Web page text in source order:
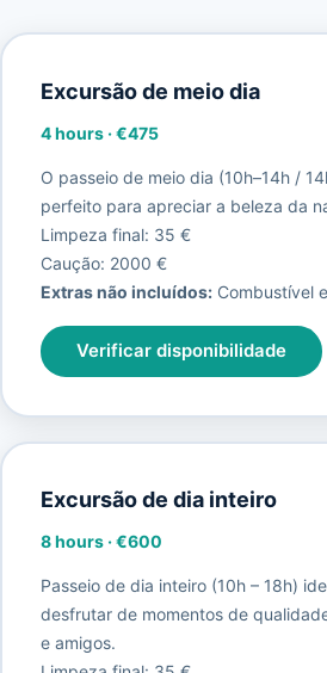
Excursão de meio dia
4 hours·€475
O passeio de meio dia (10h–14h /
perfeito para apreciar a beleza da
Limpeza final: 35 €
Caução: 2000 €
Extras não incluídos:Combustível
Verificar disponibilidade
Excursão de dia inteiro
8 hours·€600
Passeio de dia inteiro (10h – 18h)
desfrutar de momentos de
e amigos.